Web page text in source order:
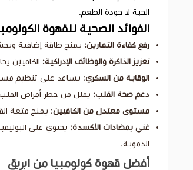
الحبة لا جودة الطعم.
الفوائد الصحية للقهوة
رفع كفاءة التمارين: يمنح طاقة إضافية
تعزيز الذاكرة والوظائف الإدراكية: الكافيين
الوقاية من السكري: يساعد على تنظيم
دعم صحة القلب: يقلل من خطر أمراض القلب
مستوى معتدل من الكافيين: يمنح متعة
غني بمضادات الأكسدة: يحتوي على
الدموية.
أفضل قهوة كولومبيا من ابربق